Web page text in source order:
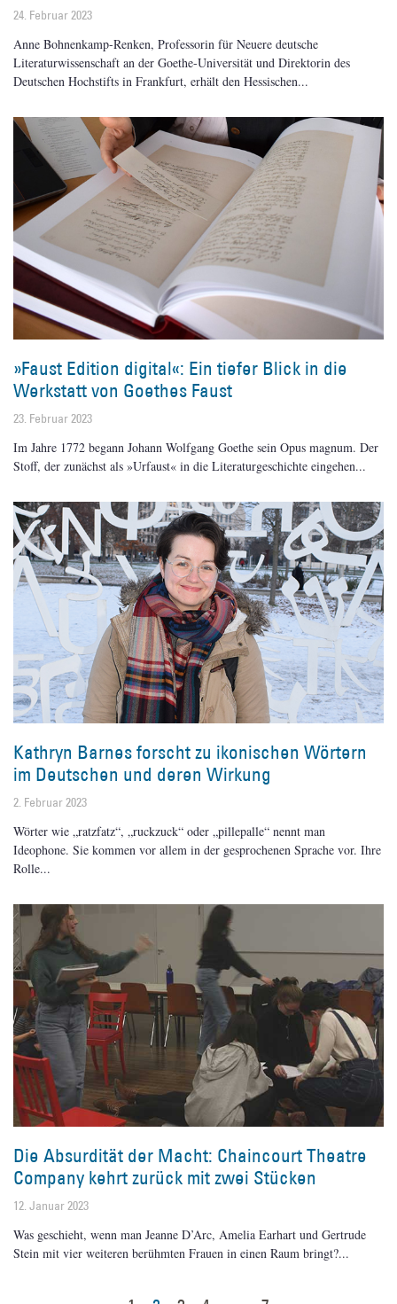
24. Februar 2023
Anne Bohnenkamp-Renken, Professorin für Neuere deutsche
Literaturwissenschaft an der Goethe-Universität und Direktorin des
Deutschen Hochstifts in Frankfurt, erhält den Hessischen
»Faust Edition digital«: Ein tiefer Blick in die
Werkstatt von Goethes Faust
23. Februar 2023
Im Jahre 1772 begann Johann Wolfgang Goethe sein Opus magnum. Der
Stoff, der zunächst als »Urfaust« in die Literaturgeschichte eingehen
Kathryn Barnes forscht zu ikonischen Wörtern
im Deutschen und deren Wirkung
2. Februar 2023
Wörter wie „ratzfatz“, „ruckzuck“ oder „pillepalle“ nennt man
Ideophone. Sie kommen vor allem in der gesprochenen Sprache vor. Ihre
Rolle
Die Absurdität der Macht: Chaincourt Theatre
Company kehrt zurück mit zwei Stücken
12. Januar 2023
Was geschieht, wenn man Jeanne D’Arc, Amelia Earhart und Gertrude
Stein mit vier weiteren berühmten Frauen in einen Raum bringt?